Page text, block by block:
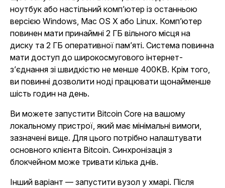
ноутбук або настільний комп’ютер із останньою
версією Windows, Mac OS X або Linux. Комп’ютер
повинен мати принаймні 2 ГБ вільного місця на
диску та 2 ГБ оперативної пам’яті. Система повинна
мати доступ до широкосмугового інтернет-
з’єднання зі швидкістю не менше 400KB. Крім того,
ви повинні дозволити ноді працювати щонайменше
шість годин на день.
Ви можете запустити Bitcoin Core на вашому
локальному пристрої, який має мінімальні вимоги,
зазначені вище. Для цього потрібно налаштувати
основного клієнта Bitcoin. Синхронізація з
блокчейном може тривати кілька днів.
Інший варіант — запустити вузол у хмарі. Після